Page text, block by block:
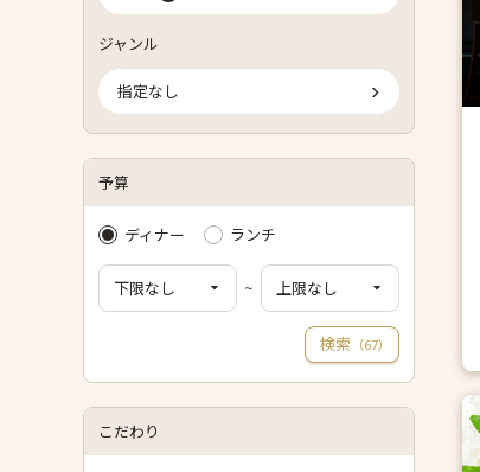
ジャンル
指定なし
予算
ディナー ランチ
~
検索 （67）
こだわり